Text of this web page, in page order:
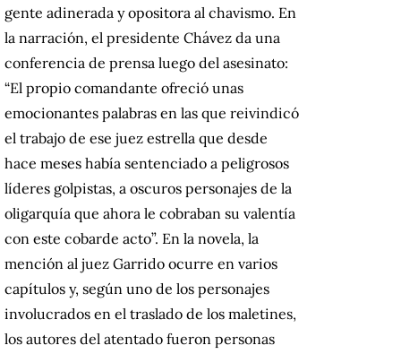
gente adinerada y opositora al chavismo. En
la narración, el presidente Chávez da una
conferencia de prensa luego del asesinato:
“El propio comandante ofreció unas
emocionantes palabras en las que reivindicó
el trabajo de ese juez estrella que desde
hace meses había sentenciado a peligrosos
líderes golpistas, a oscuros personajes de la
oligarquía que ahora le cobraban su valentía
con este cobarde acto”. En la novela, la
mención al juez Garrido ocurre en varios
capítulos y, según uno de los personajes
involucrados en el traslado de los maletines,
los autores del atentado fueron personas